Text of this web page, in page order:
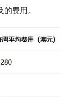
费用。